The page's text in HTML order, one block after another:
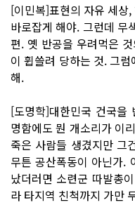
[이민복]표현의 자유 세상
바로잡게 해야. 그런데 무
편. 옛 반공을 우려먹은
이 휩쓸려 당하는 것. 그
해.
[도명학]대한민국 건국을
명함에도 뭔 개소리가 이
죽은 사람들 생겼지만 그
무튼 공산폭동이 아닌가.
났더러면 소련군 따발총
라 타지역 친척까지 가만